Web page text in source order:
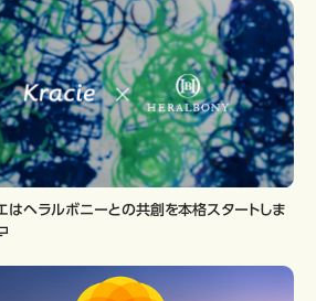
はヘラルボニーとの共創を本格スタートしま